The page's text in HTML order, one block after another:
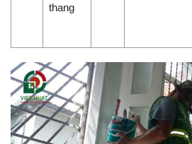
thang